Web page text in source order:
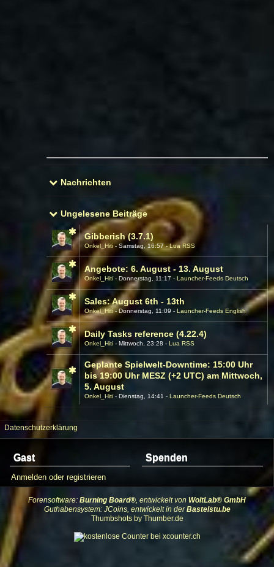
Nachrichten
Ungelesene Beiträge
Gibberish (3.7.1)
Onkel_Hiti Samstag, 16:57 Lua RSS
Angebote: 6. August - 13. August
Onkel_Hiti Donnerstag, 11:17 Launcher-Feeds Deutsch
Sales: August 6th - 13th
Onkel_Hiti Donnerstag, 11:09 Launcher-Feeds English
Daily Tasks reference (4.22.4)
Onkel_Hiti Mittwoch, 23:28 Lua RSS
Geplante Spielwelt-Downtime: 15:00 Uhr
bis 19:00 Uhr MESZ (+2 UTC) am Mittwoch,
5. August
Onkel_Hiti Dienstag, 14:41 Launcher-Feeds Deutsch
Datenschutzerklärung
Gast
Anmelden oder registrieren
Spenden
Forensoftware: Burning Board®, entwickelt von WoltLab® GmbH
Guthabensystem: JCoins, entwickelt in derBastelstu.be
Thumbshots by Thumber.de